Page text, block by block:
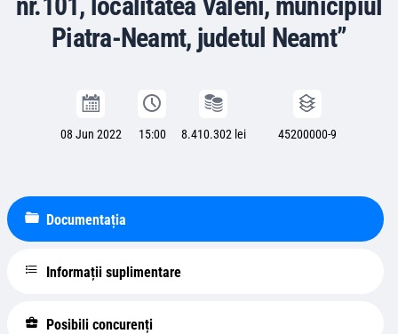
Piatra-Neamt, judetul Neamt”
08 Jun 2022 15:00 8.410.302 lei 45200000-9
Documentația
Informații suplimentare
Posibili concurenți